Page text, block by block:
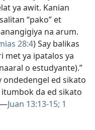
ya awit. Kanian
“pako” et
na arum.
28:4) Say balikas
met ya ipatalos ya
o estudyante).”
ondedengel ed sikato
da ed sikato
Juan 13:13-15; 1